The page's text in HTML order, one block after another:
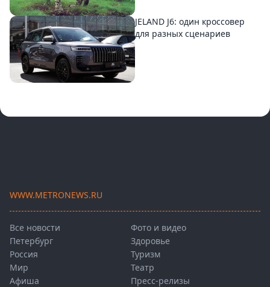
JELAND J6: один кроссовер
для разных сценариев
WWW.METRONEWS.RU
Все новости
Петербург
Россия
Мир
Афиша
Фото и видео
Здоровье
Туризм
Театр
Пресс-релизы